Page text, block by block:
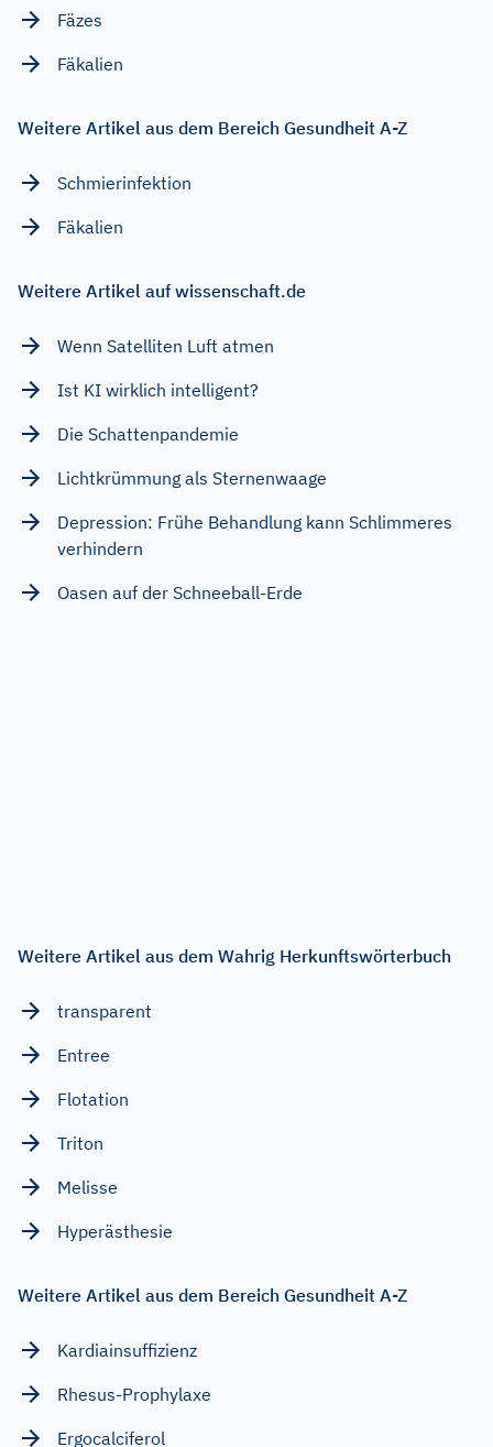
Fäzes
Fäkalien
Weitere Artikel aus dem Bereich Gesundheit A-Z
Schmierinfektion
Fäkalien
Weitere Artikel auf wissenschaft.de
Wenn Satelliten Luft atmen
Ist KI wirklich intelligent?
Die Schattenpandemie
Lichtkrümmung als Sternenwaage
Depression: Frühe Behandlung kann Schlimmeres
verhindern
Oasen auf der Schneeball-Erde
Weitere Artikel aus dem Wahrig Herkunftswörterbuch
transparent
Entree
Flotation
Triton
Melisse
Hyperästhesie
Weitere Artikel aus dem Bereich Gesundheit A-Z
Kardiainsuffizienz
Rhesus-Prophylaxe
Ergocalciferol